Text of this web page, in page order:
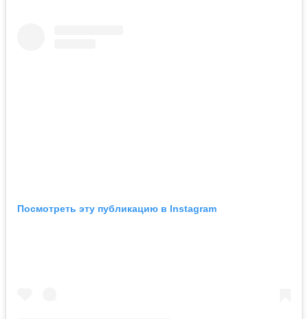
Посмотреть эту публикацию в Instagram